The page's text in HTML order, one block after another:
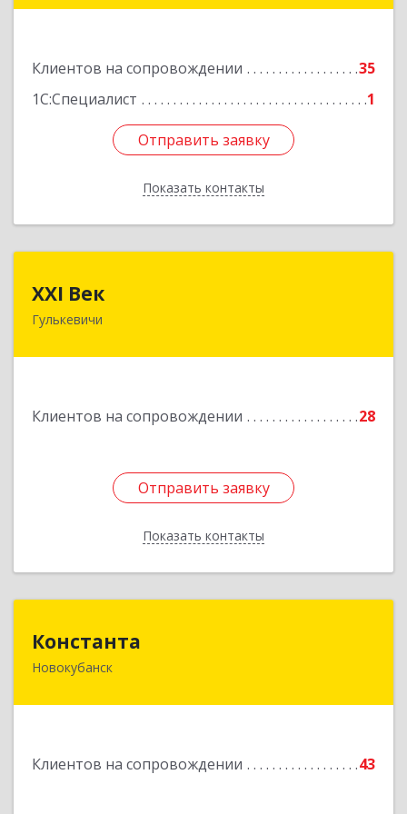
Клиентов на сопровождении
35
1С:Специалист
1
Отправить заявку
Показать контакты
Отправить заявку
Назад
XXI Век
Гулькевичи
Клиентов на сопровождении 28
Отправить заявку
Показать контакты
Отправить заявку
Назад
Константа
Новокубанск
Клиентов на сопровождении 43
352240, Краснодарский край, Новокубанск г,